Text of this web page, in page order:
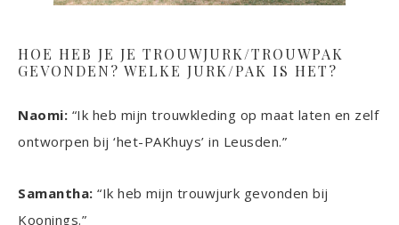
HOE HEB JE JE TROUWJURK/TROUWPAK
GEVONDEN? WELKE JURK/PAK IS HET?
Naomi: “Ik heb mijn trouwkleding op maat laten en zelf
ontworpen bij ‘het-PAKhuys’ in Leusden.”
Samantha: “Ik heb mijn trouwjurk gevonden bij
Koonings.”